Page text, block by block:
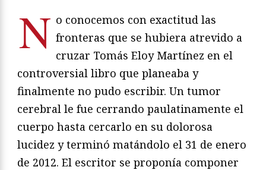
N o conocemos con exactitud las
fronteras que se hubiera atrevido a
cruzar Tomás Eloy Martínez en el
controversial libro que planeaba y
finalmente no pudo escribir. Un tumor
cerebral le fue cerrando paulatinamente el
cuerpo hasta cercarlo en su dolorosa
lucidez y terminó matándolo el 31 de enero
de 2012. El escritor se proponía componer